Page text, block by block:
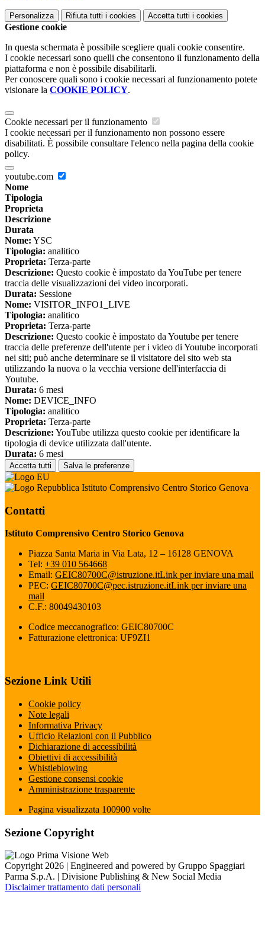
Personalizza Rifiuta tutti i cookies Accetta tutti i cookies
Gestione cookie
In questa schermata è possibile scegliere quali cookie consentire.
I cookie necessari sono quelli che consentono il funzionamento della
piattaforma e non è possibile disabilitarli.
Per conoscere quali sono i cookie necessari al funzionamento potete
visionare la COOKIE POLICY.
Cookie necessari per il funzionamento
I cookie necessari per il funzionamento non possono essere
disabilitati. È possibile consultare l'elenco nella pagina della cookie
policy.
youtube.com
Nome
Tipologia
Proprieta
Descrizione
Durata
Nome: YSC
Tipologia: analitico
Proprieta: Terza-parte
Descrizione: Questo cookie è impostato da YouTube per tenere
traccia delle visualizzazioni dei video incorporati.
Durata: Sessione
Nome: VISITOR_INFO1_LIVE
Tipologia: analitico
Proprieta: Terza-parte
Descrizione: Questo cookie è impostato da Youtube per tenere
traccia delle preferenze dell'utente per i video di Youtube incorporati
nei siti; può anche determinare se il visitatore del sito web sta
utilizzando la nuova o la vecchia versione dell'interfaccia di
Youtube.
Durata: 6 mesi
Nome: DEVICE_INFO
Tipologia: analitico
Proprieta: Terza-parte
Descrizione: YouTube utilizza questo cookie per identificare la
tipologia di device utilizzata dall'utente.
Durata: 6 mesi
Accetta tutti Salva le preferenze
Istituto Comprensivo Centro Storico Genova
Contatti
Istituto Comprensivo Centro Storico Genova
Piazza Santa Maria in Via Lata, 12 – 16128 GENOVA
Tel: +39 010 564668
Email: GEIC80700C@istruzione.itLink per inviare una mail
PEC: GEIC80700C@pec.istruzione.itLink per inviare una
mail
C.F.: 80049430103
Codice meccanografico: GEIC80700C
Fatturazione elettronica: UF9ZI1
Sezione Link Utili
Cookie policy
Note legali
Informativa Privacy
Ufficio Relazioni con il Pubblico
Dichiarazione di accessibilità
Obiettivi di accessibilità
Whistleblowing
Gestione consensi cookie
Amministrazione trasparente
Pagina visualizzata 100900 volte
Sezione Copyright
Copyright 2026 | Engineered and powered by Gruppo Spaggiari
Parma S.p.A. | Divisione Publishing & New Social Media
Disclaimer trattamento dati personali